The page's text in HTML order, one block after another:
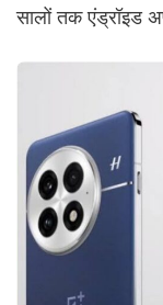
सालों तक एंड्रॉइड